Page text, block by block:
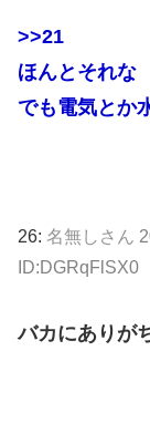
>>21
ほんとそれな
でも電気とか
26: 名無しさん
ID:DGRqFlSX0
バカにありが